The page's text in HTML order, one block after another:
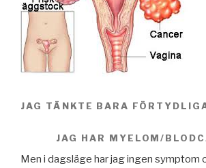
JAG TÄNKTE BARA
JAG HAR MYELOM/
Men i dagsläge har jag ingen symptom